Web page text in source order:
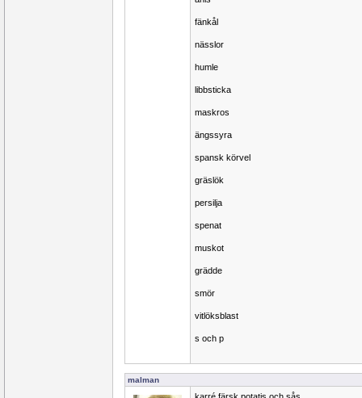
fänkål
nässlor
humle
libbsticka
maskros
ängssyra
spansk körvel
gräslök
persilja
spenat
muskot
grädde
smör
vitlöksblast
s och p
malman